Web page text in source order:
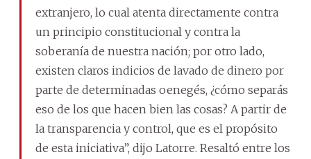
extranjero, lo cual atenta directamente contra
un principio constitucional y contra la
soberanía de nuestra nación; por otro lado,
existen claros indicios de lavado de dinero por
parte de determinadas oenegés, ¿cómo separás
eso de los que hacen bien las cosas? A partir de
la transparencia y control, que es el propósito
de esta iniciativa”, dijo Latorre. Resaltó entre los